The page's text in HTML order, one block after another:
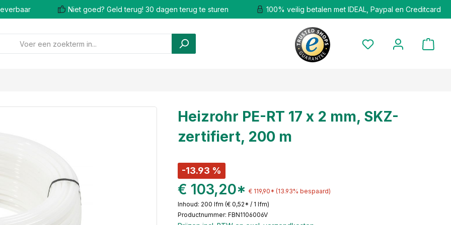
Niet goed? Geld terug! 30 dagen terug te sturen 100% veilig betalen met IDEAL, Paypal en Creditcard
Heizrohr PE-RT 17 x 2 mm, SKZ-
zertifiert, 200 m
-13.93 %
€ 103,20* € 119,90* (13.93% bespaard)
Inhoud: 200 lfm (€ 0,52* / 1 lfm)
Productnummer: FBN1106006V